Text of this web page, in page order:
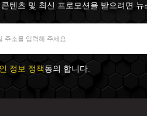
텐츠 및 최신 프로모션을 받으려면
정보 정책동의 합니다.